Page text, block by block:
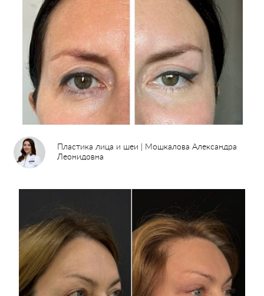
Пластика лица и шеи | Мошкалова Александра
Леонидовна